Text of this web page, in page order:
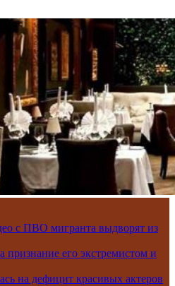
с ПВО мигранта выдворят из
признание его экстремистом и
на дефицит красивых актеров